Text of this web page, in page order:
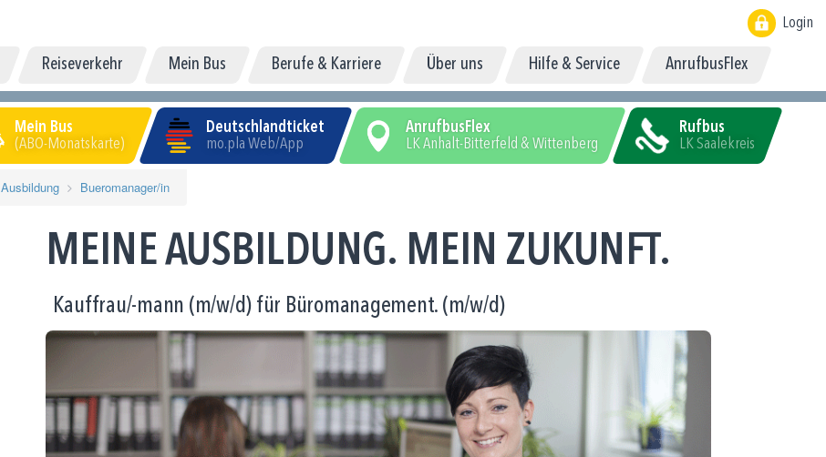
Login
Reiseverkehr Mein Bus Berufe & Karriere Über uns Hilfe & Service AnrufbusFlex
Mein Bus
(ABO-Monatskarte)
Deutschlandticket
mo.pla Web/App
AnrufbusFlex
LK Anhalt-Bitterfeld & Wittenberg
Rufbus
LK Saalekreis
Ausbildung Bueromanager/in
MEINE AUSBILDUNG. MEIN ZUKUNFT.
Kauffrau/-mann (m/w/d) für Büromanagement. (m/w/d)